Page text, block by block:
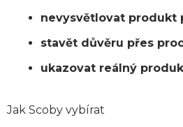
nevysvětlovat produkt
stavět důvěru přes
ukazovat reálný
Jak Scoby vybírat